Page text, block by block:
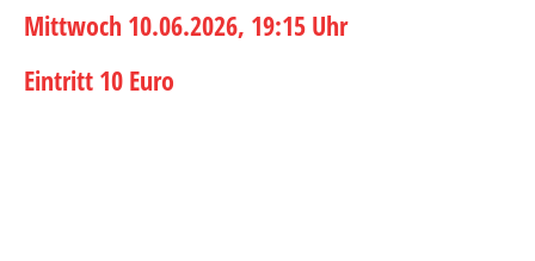
Mittwoch 10.06.2026, 19:15 Uhr
Eintritt 10 Euro